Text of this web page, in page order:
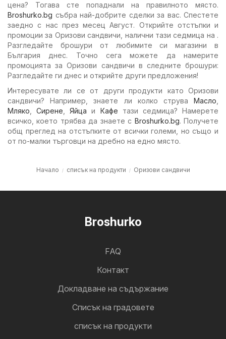
цена? Тогава сте попаднали на правилното място.
Broshurko.bg събра най-добрите сделки за вас. Спестете
заедно с нас през месец Август. Открийте отстъпки и
промоции за Оризови сандвичи, налични тази седмица на .
Разгледайте брошури от любимите си магазини в
България днес. Точно сега можете да намерите
промоцията за Оризови сандвичи в следните брошури:
Разгледайте ги днес и открийте други предложения!
Интересувате ли се от други продукти като Оризови
сандвичи? Например, знаете ли колко струва Масло
Мляко ,Сирене ,Яйца и Кафе тази седмица? Намерете
всичко, което трябва да знаете с Broshurko.bg. Получете
общ преглед на отстъпките от всички големи, но също и
от по-малки търговци на дребно на едно място.
Начало списък на продукти Оризови сандвичи
Broshurko
FAQ
Контакт
Докладване на съдържание
Cписък на градовете
списък на продукти